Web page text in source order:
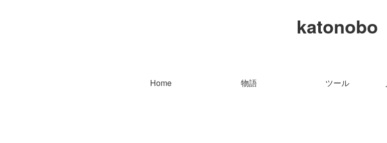
katonobo
Home 物語 ツール